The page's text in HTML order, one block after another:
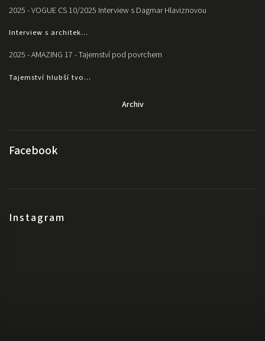
2025 - VOGUE CS 10/2025 Interview s Dagmar Hlaviznovou
Interview s architek...
2025 - AMAZING 17 - Tajemství pod povrchem
Tajemství hlubší tvo...
Archiv
Facebook
Instagram